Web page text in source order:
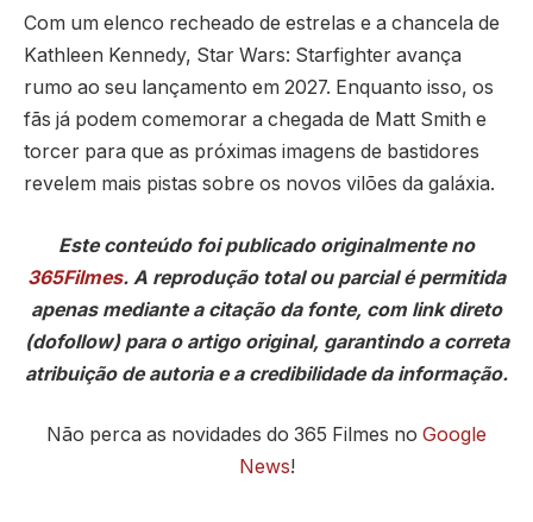
Com um elenco recheado de estrelas e a chancela de
Kathleen Kennedy, Star Wars: Starfighter avança
rumo ao seu lançamento em 2027. Enquanto isso, os
fãs já podem comemorar a chegada de Matt Smith e
torcer para que as próximas imagens de bastidores
revelem mais pistas sobre os novos vilões da galáxia.
Este conteúdo foi publicado originalmente no
365Filmes. A reprodução total ou parcial é permitida
apenas mediante a citação da fonte, com link direto
(dofollow) para o artigo original, garantindo a correta
atribuição de autoria e a credibilidade da informação.
Não perca as novidades do 365 Filmes no Google
News!